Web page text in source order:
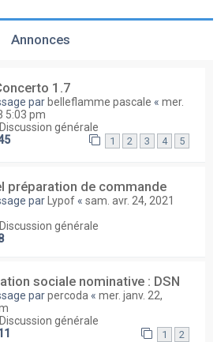
Annonces
1.7
par belleflamme pascale « mer.
5:03 pm
Discussion générale
1 2 3 4 5
préparation de commande
par Lypof « sam. avr. 24, 2021
Discussion générale
sociale nominative : DSN
parpercoda « mer. janv. 22,
Discussion générale
1 2